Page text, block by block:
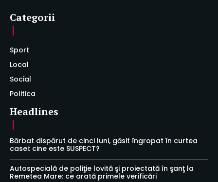
Categorii
Sport
Local
Social
Politica
Headlines
Bărbat dispărut de cinci luni, găsit îngropat în curtea
casei: cine este SUSPECT?
Autospecială de poliţie lovită şi proiectată în şanţ la
Remetea Mare: ce arată primele verificări